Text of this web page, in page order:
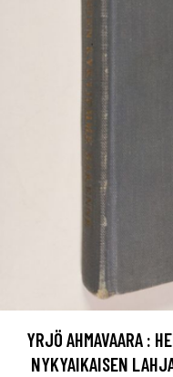
YRJÖ AHMAVAARA :
NYKYAIKAISEN